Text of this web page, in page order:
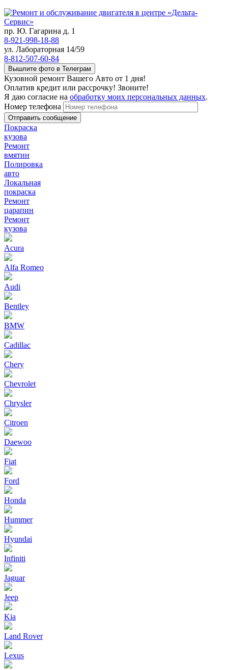
пр. Ю. Гагарина д. 1
8-921-998-18-88
ул. Лабораторная 14/59
8-812-507-60-84
Вышлите фото в Телеграм
Кузовной ремонт Вашего Авто от 1 дня!
Оплатив кредит или рассрочку! Звоните!
Я даю согласие на обработку моих персональных данных.
Номер телефона
Покраска
кузова
Ремонт
вмятин
Полировка
авто
Локальная
покраска
Ремонт
царапин
Ремонт
кузова
Acura
Alfa Romeo
Audi
Bentley
BMW
Cadillac
Chery
Chevrolet
Chrysler
Citroen
Daewoo
Fiat
Ford
Honda
Hummer
Hyundai
Infiniti
Jaguar
Jeep
Kia
Land Rover
Lexus